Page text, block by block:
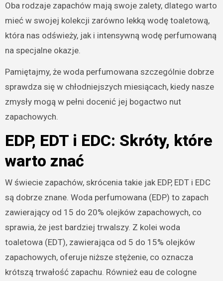
Oba rodzaje zapachów mają swoje zalety, dlatego warto
mieć w swojej kolekcji zarówno lekką wodę toaletową,
która nas odświeży, jak i intensywną wodę perfumowaną
na specjalne okazje.
Pamiętajmy, że woda perfumowana szczególnie dobrze
sprawdza się w chłodniejszych miesiącach, kiedy nasze
zmysły mogą w pełni docenić jej bogactwo nut
zapachowych.
EDP, EDT i EDC: Skróty, które
warto znać
W świecie zapachów, skrócenia takie jak EDP, EDT i EDC
są dobrze znane. Woda perfumowana (EDP) to zapach
zawierający od 15 do 20% olejków zapachowych, co
sprawia, że jest bardziej trwalszy. Z kolei woda
toaletowa (EDT), zawierająca od 5 do 15% olejków
zapachowych, oferuje niższe stężenie, co oznacza
krótszą trwałość zapachu. Również eau de cologne